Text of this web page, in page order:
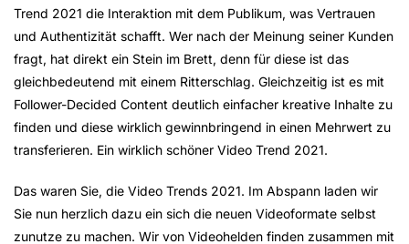
Trend 2021 die Interaktion mit dem Publikum, was Vertrauen
und Authentizität schafft. Wer nach der Meinung seiner Kunden
fragt, hat direkt ein Stein im Brett, denn für diese ist das
gleichbedeutend mit einem Ritterschlag. Gleichzeitig ist es mit
Follower-Decided Content deutlich einfacher kreative Inhalte zu
finden und diese wirklich gewinnbringend in einen Mehrwert zu
transferieren. Ein wirklich schöner Video Trend 2021.
Das waren Sie, die Video Trends 2021. Im Abspann laden wir
Sie nun herzlich dazu ein sich die neuen Videoformate selbst
zunutze zu machen. Wir von Videohelden finden zusammen mit